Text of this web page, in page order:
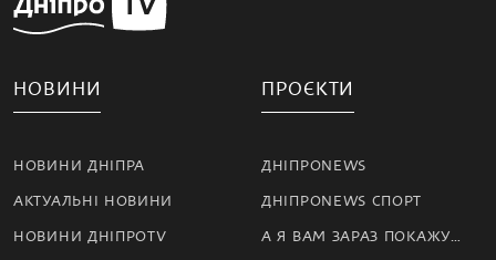
НОВИНИ
НОВИНИ ДНІПРА
АКТУАЛЬНІ НОВИНИ
НОВИНИ ДНІПРОTV
ПРОЄКТИ
ДНІПРОNEWS
ДНІПРОNEWS СПОРТ
А Я ВАМ ЗАРАЗ ПОКАЖУ…